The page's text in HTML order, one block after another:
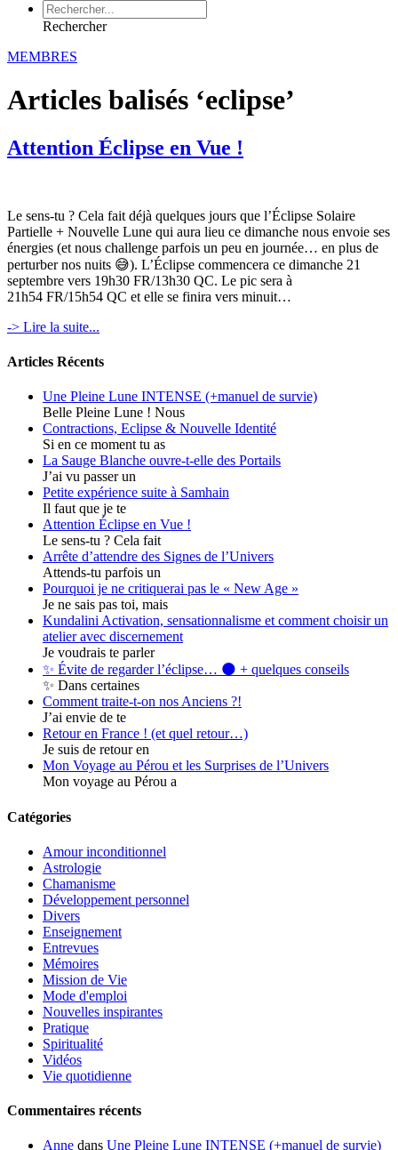
Rechercher
MEMBRES
Articles balisés ‘eclipse’
Attention Éclipse en Vue !
Le sens-tu ? Cela fait déjà quelques jours que l’Éclipse Solaire
Partielle + Nouvelle Lune qui aura lieu ce dimanche nous envoie ses
énergies (et nous challenge parfois un peu en journée… en plus de
perturber nos nuits 😅). L’Éclipse commencera ce dimanche 21
septembre vers 19h30 FR/13h30 QC. Le pic sera à
21h54 FR/15h54 QC et elle se finira vers minuit…
-> Lire la suite...
Articles Récents
Une Pleine Lune INTENSE (+manuel de survie)
Belle Pleine Lune ! Nous
Contractions, Eclipse & Nouvelle Identité
Si en ce moment tu as
La Sauge Blanche ouvre-t-elle des Portails
J’ai vu passer un
Petite expérience suite à Samhain
Il faut que je te
Attention Éclipse en Vue !
Le sens-tu ? Cela fait
Arrête d’attendre des Signes de l’Univers
Attends-tu parfois un
Pourquoi je ne critiquerai pas le « New Age »
Je ne sais pas toi, mais
Kundalini Activation, sensationnalisme et comment choisir un
atelier avec discernement
Je voudrais te parler
✨ Évite de regarder l’éclipse… 🌑 + quelques conseils
✨ Dans certaines
Comment traite-t-on nos Anciens ?!
J’ai envie de te
Retour en France ! (et quel retour…)
Je suis de retour en
Mon Voyage au Pérou et les Surprises de l’Univers
Mon voyage au Pérou a
Catégories
Amour inconditionnel
Astrologie
Chamanisme
Développement personnel
Divers
Enseignement
Entrevues
Mémoires
Mission de Vie
Mode d'emploi
Nouvelles inspirantes
Pratique
Spiritualité
Vidéos
Vie quotidienne
Commentaires récents
Anne dans Une Pleine Lune INTENSE (+manuel de survie)